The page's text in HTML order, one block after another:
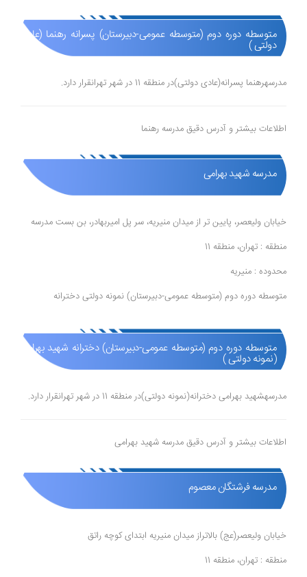
متوسطه دوره دوم (متوسطه عمومی-دبیرستان) پسرانه رهنما (عادی
دولتی )
مدرسهرهنما پسرانه(عادی دولتی)در منطقه 11 در شهر تهرانقرار دارد.
اطلاعات بیشتر و آدرس دقیق مدرسه رهنما
مدرسه شهید بهرامی
خیابان ولیعصر، پایین تر از میدان منیریه، سر پل امیربهادر، بن بست مدرسه
منطقه : تهران، منطقه 11
محدوده : منیریه
متوسطه دوره دوم (متوسطه عمومی-دبیرستان) نمونه دولتی دخترانه
متوسطه دوره دوم (متوسطه عمومی-دبیرستان) دخترانه شهید بهرامی
(نمونه دولتی )
مدرسهشهید بهرامی دخترانه(نمونه دولتی)در منطقه 11 در شهر تهرانقرار دارد.
اطلاعات بیشتر و آدرس دقیق مدرسه شهید بهرامی
مدرسه فرشتگان معصوم
خیابان ولیعصر(عج) بالاتراز میدان منیریه ابتدای کوچه راتق
منطقه : تهران، منطقه 11